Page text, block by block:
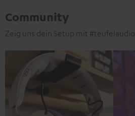
Community
Zeig uns dein Setup mit #teufelaudio